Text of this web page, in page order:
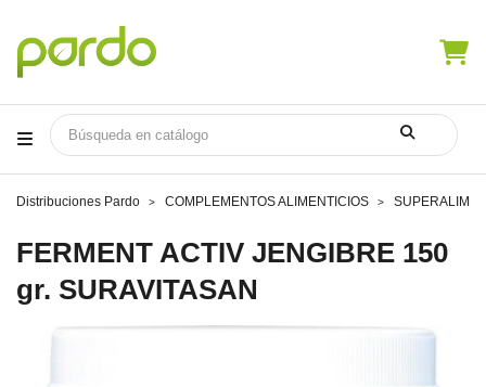
Distribuciones Pardo COMPLEMENTOS ALIMENTICIOS
FERMENT ACTIV JENGIBRE 150
gr. SURAVITASAN